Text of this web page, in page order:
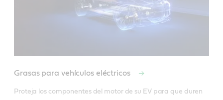
están demostrados en pruebas y desarrollos personalizados.
¹versus el fluido de llenado de fábrica del mercado masivo para
Grasas para vehículos eléctricos
Proteja los componentes del motor de su EV para que duren